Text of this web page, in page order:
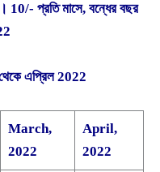
10/- প্রতি মাসে, বন্ধের বছর
এপ্রিল 2022
March,
2022
April,
2022